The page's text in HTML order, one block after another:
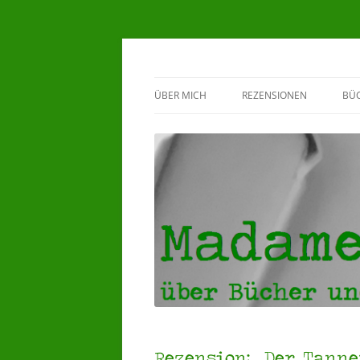
ÜBER MICH REZENSIONEN
♥HERZENSBÜCHER ♥
4 STERNE REZENSIONEN
3 STERNE REZENSIONEN